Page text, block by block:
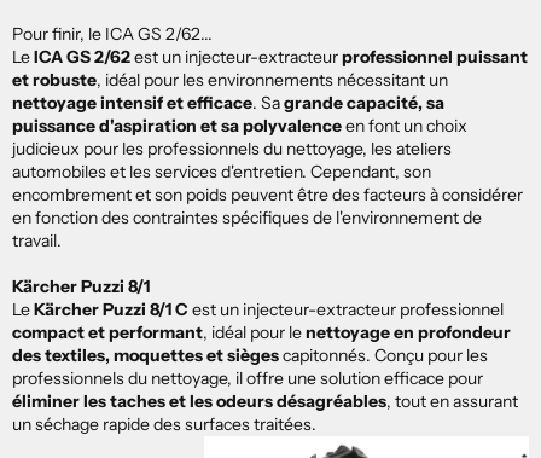
Pour finir, le ICA GS 2/62...
LeICA GS 2/62est un injecteur-extracteurprofessionnel puissant
et robuste, idéal pour les environnements nécessitant un
nettoyage intensif et efficace. Sagrande capacité, sa
puissance d'aspiration et sa polyvalenceen font un choix
judicieux pour les professionnels du nettoyage, les ateliers
automobiles et les services d'entretien. Cependant, son
encombrement et son poids peuvent être des facteurs à considérer
en fonction des contraintes spécifiques de l'environnement de
travail.
Kärcher Puzzi 8/1
LeKärcher Puzzi 8/1 C est un injecteur-extracteur professionnel
compact et performant, idéal pour lenettoyage en profondeur
des textiles, moquettes et siègescapitonnés. Conçu pour les
professionnels du nettoyage, il offre une solution efficace pour
éliminer les taches et les odeurs désagréables, tout en assurant
un séchage rapide des surfaces traitées.